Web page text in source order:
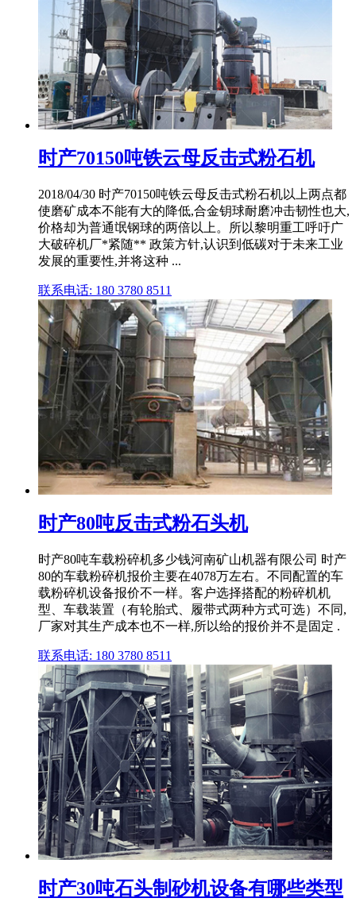
时产70150吨铁云母反击式粉石机
2018/04/30 时产70150吨铁云母反击式粉石机以上两点都
使磨矿成本不能有大的降低,合金钥球耐磨冲击韧性也大,
价格却为普通氓钢球的两倍以上。所以黎明重工呼吁广
大破碎机厂*紧随** 政策方针,认识到低碳对于未来工业
发展的重要性,并将这种 ...
联系电话: 180 3780 8511
时产80吨反击式粉石头机
时产80吨车载粉碎机多少钱河南矿山机器有限公司 时产
80的车载粉碎机报价主要在4078万左右。不同配置的车
载粉碎机设备报价不一样。客户选择搭配的粉碎机机
型、车载装置（有轮胎式、履带式两种方式可选）不同,
厂家对其生产成本也不一样,所以给的报价并不是固定 .
联系电话: 180 3780 8511
时产30吨石头制砂机设备有哪些类型